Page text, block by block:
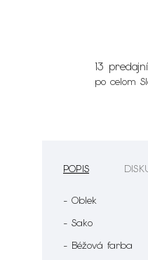
13 predajní
po celom
POPIS
- Oblek
- Sako
- Béžová farba